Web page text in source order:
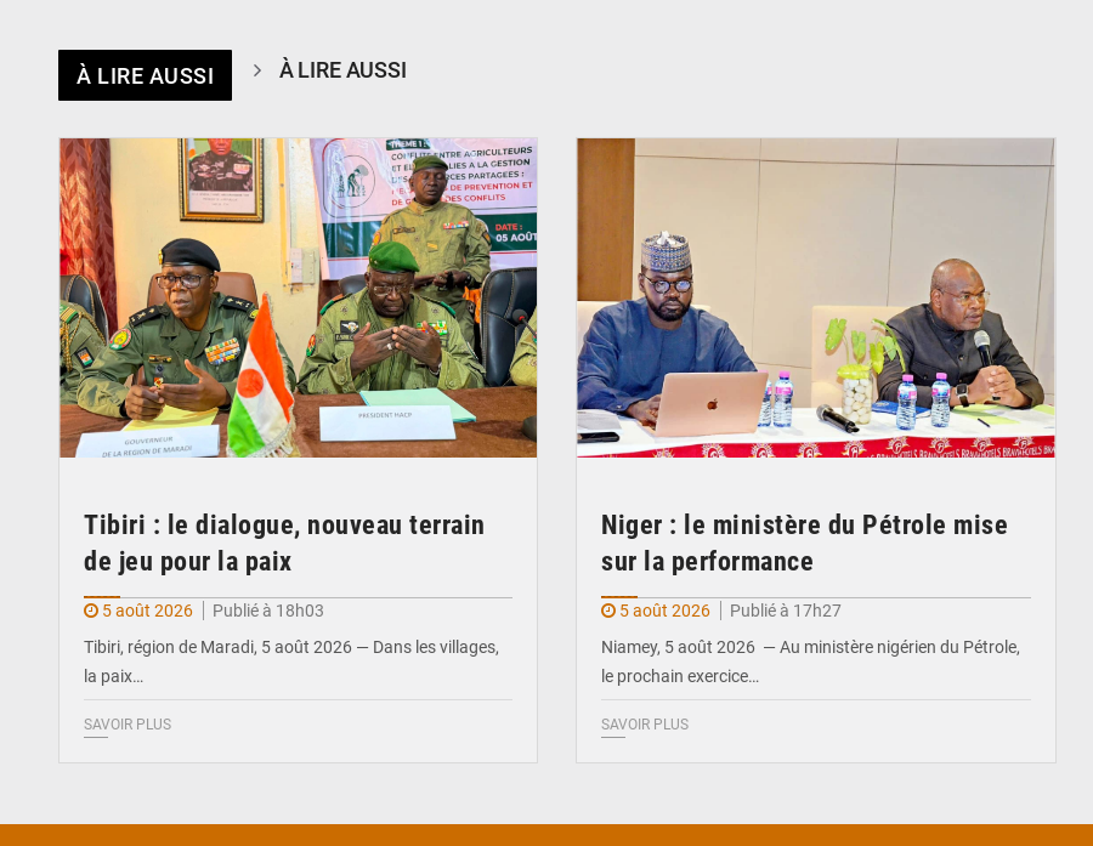
À LIRE AUSSI À LIRE AUSSI
Tibiri : le dialogue, nouveau terrain
de jeu pour la paix
5 août 2026
Publié à 18h03
Tibiri, région de Maradi, 5 août 2026 — Dans les villages,
la paix…
SAVOIR PLUS
Niger : le ministère du Pétrole mise
sur la performance
5 août 2026
Publié à 17h27
Niamey, 5 août 2026 — Au ministère nigérien du Pétrole,
le prochain exercice…
SAVOIR PLUS